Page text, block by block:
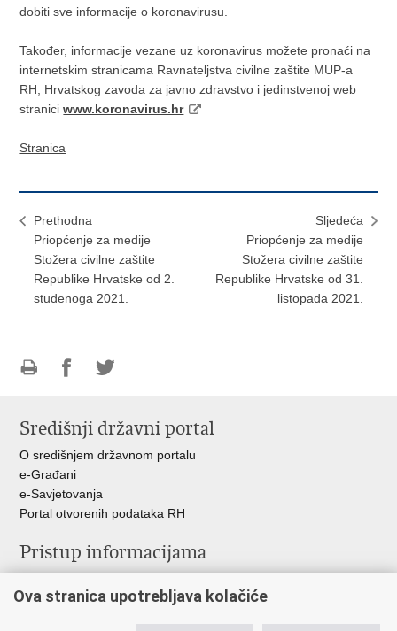
dobiti sve informacije o koronavirusu.
Također, informacije vezane uz koronavirus možete pronaći na
internetskim stranicama Ravnateljstva civilne zaštite MUP-a
RH, Hrvatskog zavoda za javno zdravstvo i jedinstvenoj web
straniciwww.koronavirus.hr
Stranica
Prethodna
Priopćenje za medije
Stožera civilne zaštite
Republike Hrvatske od 2.
studenoga 2021.
Sljedeća
Priopćenje za medije
Stožera civilne zaštite
Republike Hrvatske od 31.
listopada 2021.
FacebookuTwitteru
Središnji državni portal
O središnjem državnom portalu
e-Građani
e-Savjetovanja
Portal otvorenih podataka RH
Pristup informacijama
Savjetovanje
Ova stranica upotrebljava kolačiće